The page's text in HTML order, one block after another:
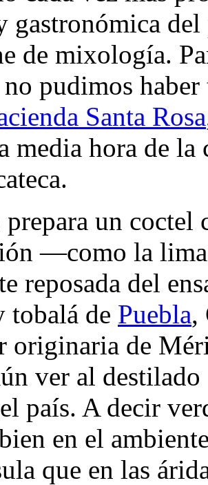
gastronómica
de mixología.
pudimos
Santa Rosa
media hora de
un coctel
—como la
reposada del
tobalá de Puebla,
originaria de
ver al destilado
país. A decir
en el
que en las